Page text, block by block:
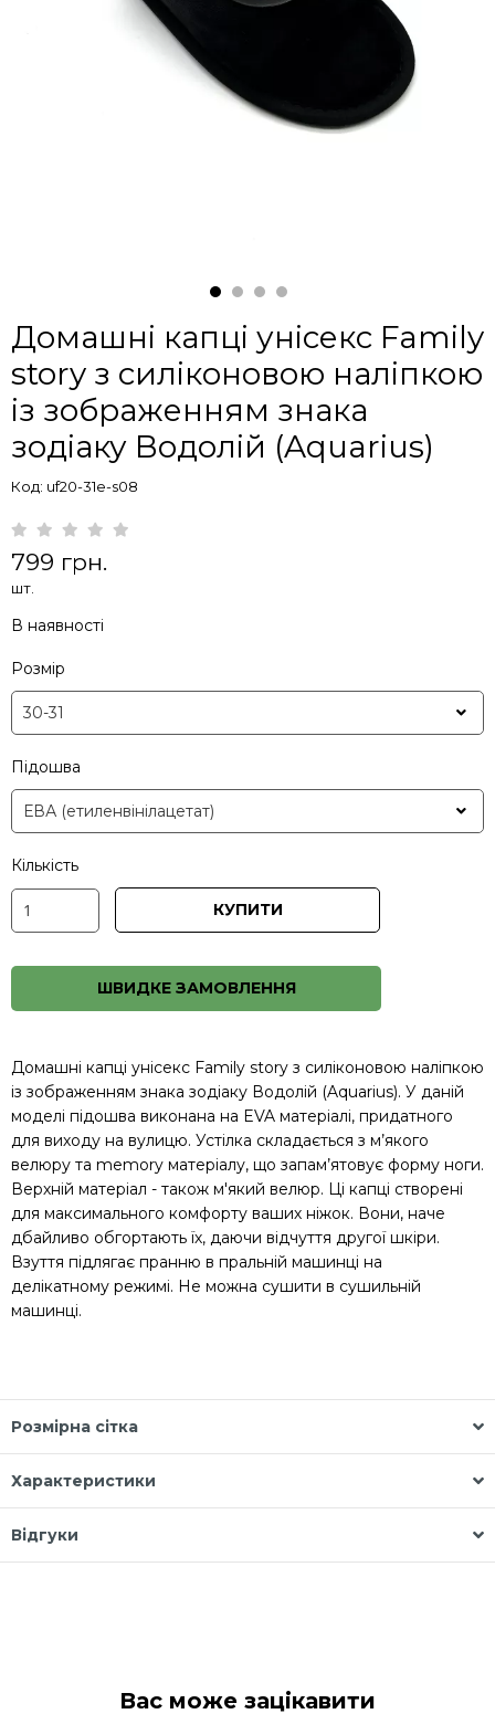
Домашні капці унісекс Family
story з силіконовою наліпкою
із зображенням знака
зодіаку Водолій (Aquarius)
Код: uf20-31e-s08
799 грн.
шт.
В наявності
Розмір
Підошва
Кількість
КУПИТИ
ШВИДКЕ ЗАМОВЛЕННЯ
Домашні капці унісекс Family story з силіконовою наліпкою
із зображенням знака зодіаку Водолій (Aquarius). У даній
моделі підошва виконана на EVA матеріалі, придатного
для виходу на вулицю. Устілка складається з м’якого
велюру та memory матеріалу, що запам’ятовує форму ноги.
Верхній матеріал - також м'який велюр. Ці капці створені
для максимального комфорту ваших ніжок. Вони, наче
дбайливо обгортають їх, даючи відчуття другої шкіри.
Взуття підлягає пранню в пральній машинці на
делікатному режимі. Не можна сушити в сушильній
машинці.
Розмірна сітка
Характеристики
Відгуки
Вас може зацікавити